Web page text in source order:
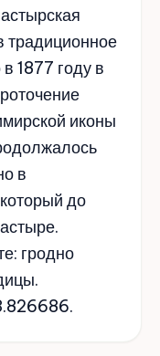
традиционное
1877 году в
иконы
в
до
гродно